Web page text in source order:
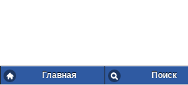
Главная Поиск